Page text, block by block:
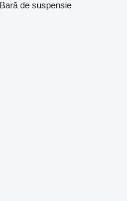
Bară de suspensie